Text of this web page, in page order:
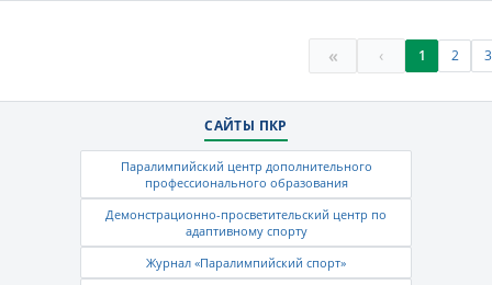
« ‹ 1 2 3
САЙТЫ ПКР
Паралимпийский центр дополнительного
профессионального образования
Демонстрационно-просветительский центр по
адаптивному спорту
Журнал «Паралимпийский спорт»